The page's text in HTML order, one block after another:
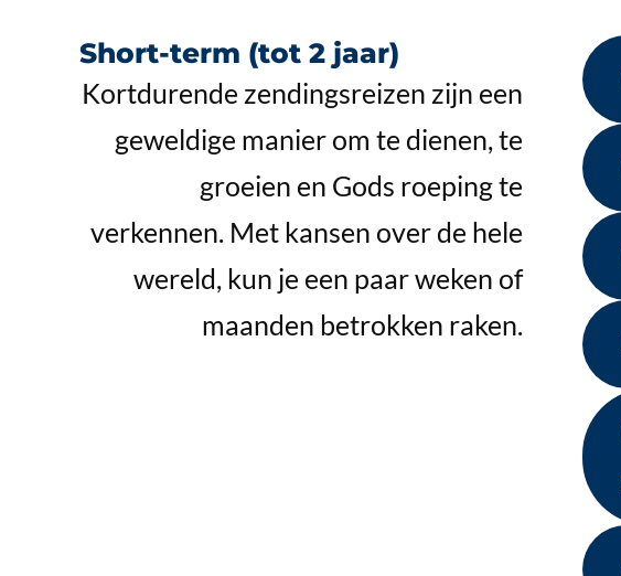
Short-term (tot 2 jaar)
Kortdurende zendingsreizen zijn een
geweldige manier om te dienen, te
groeien en Gods roeping te
verkennen. Met kansen over de hele
wereld, kun je een paar weken of
maanden betrokken raken.